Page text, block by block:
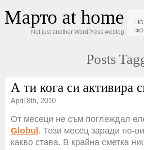
Марто at home
Not just another WordPress weblog
Posts
А ти кога си активира
April 8th, 2010
От месеци не съм поглеждал
Globul . Този месец заради по-
какво става. В крайна сметка